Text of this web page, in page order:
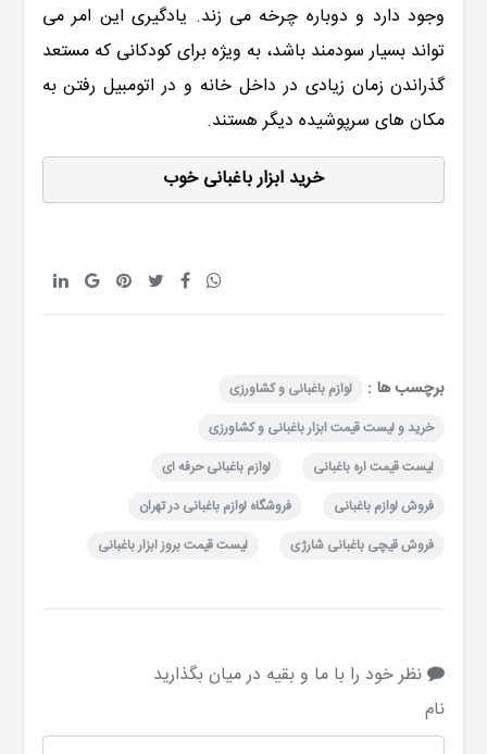
وجود دارد و دوباره چرخه می زند. یادگیری این امر می
تواند بسیار سودمند باشد، به ویژه برای کودکانی که مستعد
گذراندن زمان زیادی در داخل خانه و در اتومبیل رفتن به
مکان های سرپوشیده دیگر هستند.
خرید ابزار باغبانی خوب
برچسب ها :
لوازم باغبانی و کشاورزی
خرید و لیست قیمت ابزار باغبانی و کشاورزی
لیست قیمت اره باغبانی
لوازم باغبانی حرفه ای
فروش لوازم باغبانی
فروشگاه لوازم باغبانی در تهران
فروش قیچی باغبانی شارژی
لیست قیمت بروز ابزار باغبانی
نظر خود را با ما و بقیه در میان بگذارید
نام